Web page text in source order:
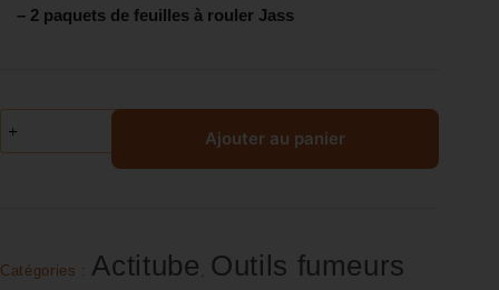
– 2 paquets de feuilles à rouler Jass
Ajouter au panier
Catégories : Actitube Outils fumeurs